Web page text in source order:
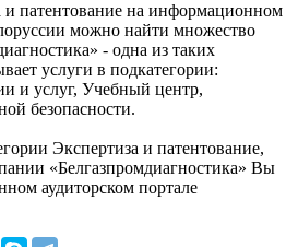
и патентование на информационном
можно найти множество
- одна из таких
услуги в подкатегории:
и услуг, Учебный центр,
безопасности.
Экспертиза и патентование,
«Белгазпромдиагностика» Вы
аудиторском портале